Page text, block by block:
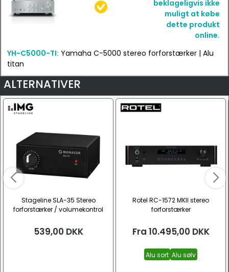
beklageligvis ikke
muligt at købe
dette produkt
online.
YH-C5000-TI: Yamaha C-5000 stereo forforstærker | Alu
titan
ALTERNATIVER
Stageline SLA-35 Stereo
forforstærker / volumekontrol
539,00 DKK
Rotel RC-1572 MKII stereo
forforstærker
Fra 10.495,00 DKK
Alu sort Alu sølv